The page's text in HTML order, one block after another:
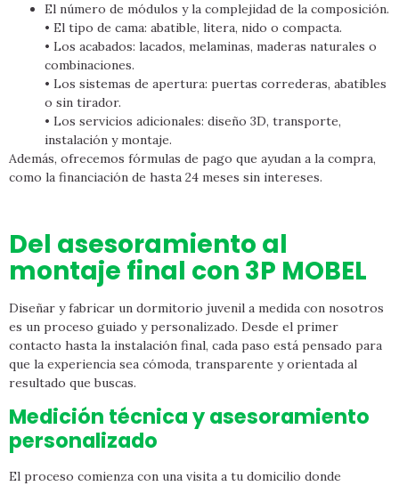
El número de módulos y la complejidad de la composición.
• El tipo de cama: abatible, litera, nido o compacta.
• Los acabados: lacados, melaminas, maderas naturales o
combinaciones.
• Los sistemas de apertura: puertas correderas, abatibles
o sin tirador.
• Los servicios adicionales: diseño 3D, transporte,
instalación y montaje.
Además, ofrecemos fórmulas de pago que ayudan a la compra,
como la financiación de hasta 24 meses sin intereses.
Del asesoramiento al
montaje final con 3P MOBEL
Diseñar y fabricar un dormitorio juvenil a medida con nosotros
es un proceso guiado y personalizado. Desde el primer
contacto hasta la instalación final, cada paso está pensado para
que la experiencia sea cómoda, transparente y orientada al
resultado que buscas.
Medición técnica y asesoramiento
personalizado
El proceso comienza con una visita a tu domicilio donde